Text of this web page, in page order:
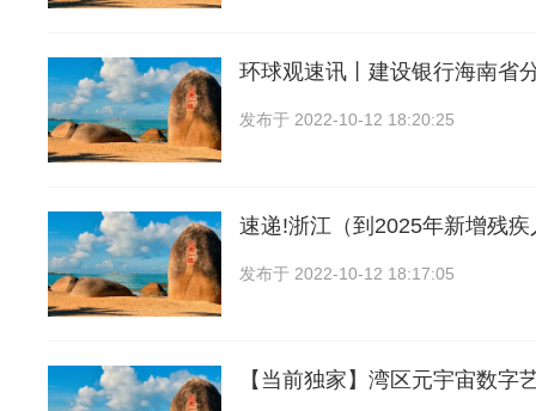
环球观速讯丨建设银行海南省
发布于 2022-10-12 18:20:25
速递!浙江（到2025年新增残
发布于 2022-10-12 18:17:05
【当前独家】湾区元宇宙数字